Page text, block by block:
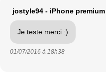
jostyle94 - iPhone premium
Je teste merci :)
01/07/2016 à 18h38